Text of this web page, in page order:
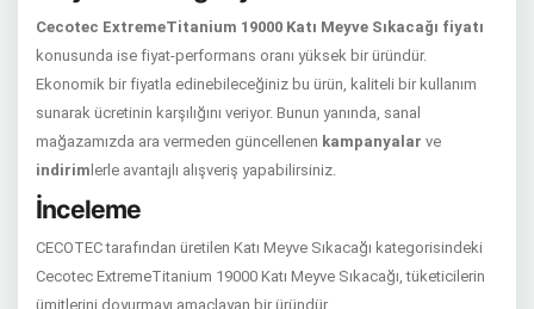
Cecotec ExtremeTitanium 19000 Katı Meyve Sıkacağı fiyatı
konusunda ise fiyat-performans oranı yüksek bir üründür.
Ekonomik bir fiyatla edinebileceğiniz bu ürün, kaliteli bir kullanım
sunarak ücretinin karşılığını veriyor. Bunun yanında, sanal
mağazamızda ara vermeden güncellenen kampanyalar ve
indirim lerle avantajlı alışveriş yapabilirsiniz.
İnceleme
CECOTEC tarafından üretilen Katı Meyve Sıkacağı kategorisindeki
Cecotec ExtremeTitanium 19000 Katı Meyve Sıkacağı, tüketicilerin
ümitlerini doyurmayı amaçlayan bir üründür.